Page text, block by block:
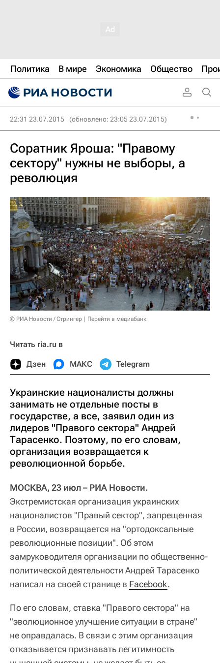
Политика В мире Экономика Общество
22:31 23.07.2015 (обновлено: 23:05 23.07.2015)
Соратник Яроша: "Правому
сектору" нужны не выборы, а
революция
© РИА Новости / Стрингер Перейти в медиабанк
Читать ria.ru в
Дзен МАКС Telegram
Украинские националисты должны
занимать не отдельные посты в
государстве, а все, заявил один из
лидеров "Правого сектора" Андрей
Тарасенко. Поэтому, по его словам,
организация возвращается к
революционной борьбе.
МОСКВА, 23 июл – РИА Новости.
Экстремистская организация украинских
националистов "Правый сектор", запрещенная
в России, возвращается на "ортодоксальные
революционные позиции". Об этом
замруководителя организации по общественно-
политической деятельности Андрей Тарасенко
написал на своей странице в Facebook.
По его словам, ставка "Правого сектора" на
"эволюционное улучшение ситуации в стране"
не оправдалась. В связи с этим организация
отказывается признавать легитимность